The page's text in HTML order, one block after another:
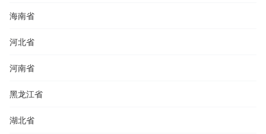
海南省
河北省
河南省
黑龙江省
湖北省